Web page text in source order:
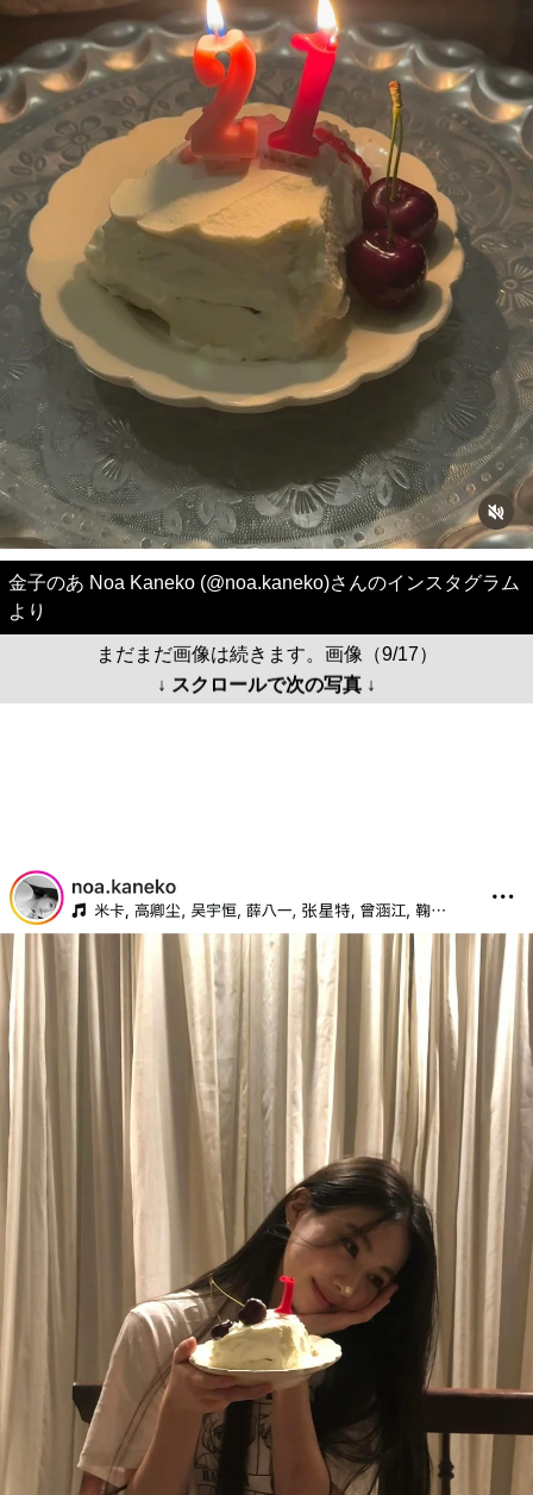
金子のあ Noa Kaneko (@noa.kaneko)さんのインスタグラム
より
まだまだ画像は続きます。画像（9/17）
↓ スクロールで次の写真 ↓